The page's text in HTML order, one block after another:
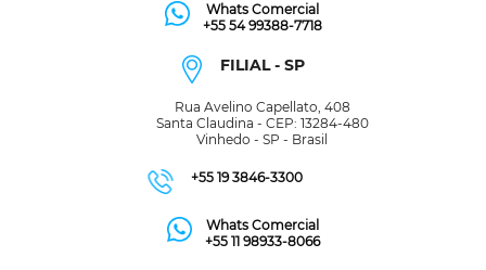
Whats Comercial
+55 54 99388-7718
FILIAL - SP
Rua Avelino Capellato, 408
Santa Claudina - CEP: 13284-480
Vinhedo - SP - Brasil
+55 19 3846-3300
Whats Comercial
+55 11 98933-8066